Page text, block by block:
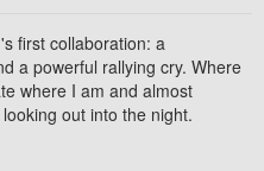
first collaboration: a
a powerful rallying cry. Where
where I am and almost
out into the night.